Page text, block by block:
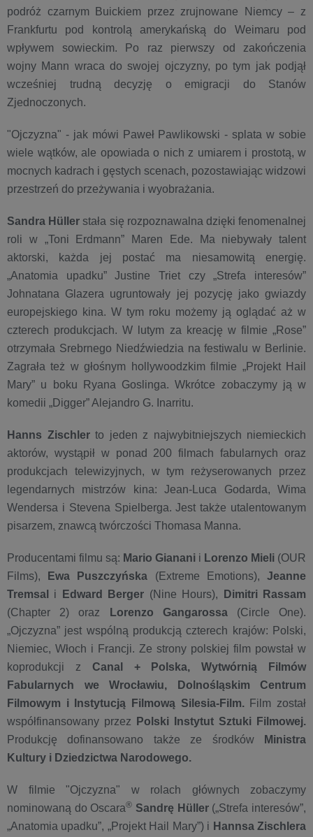
podróż czarnym Buickiem przez zrujnowane Niemcy – z
Frankfurtu pod kontrolą amerykańską do Weimaru pod
wpływem sowieckim. Po raz pierwszy od zakończenia
wojny Mann wraca do swojej ojczyzny, po tym jak podjął
wcześniej trudną decyzję o emigracji do Stanów
Zjednoczonych.
"Ojczyzna" - jak mówi Paweł Pawlikowski - splata w sobie
wiele wątków, ale opowiada o nich z umiarem i prostotą, w
mocnych kadrach i gęstych scenach, pozostawiając widzowi
przestrzeń do przeżywania i wyobrażania.
Sandra Hüller stała się rozpoznawalna dzięki fenomenalnej
roli w „Toni Erdmann” Maren Ede. Ma niebywały talent
aktorski, każda jej postać ma niesamowitą energię.
„Anatomia upadku” Justine Triet czy „Strefa interesów”
Johnatana Glazera ugruntowały jej pozycję jako gwiazdy
europejskiego kina. W tym roku możemy ją oglądać aż w
czterech produkcjach. W lutym za kreację w filmie „Rose”
otrzymała Srebrnego Niedźwiedzia na festiwalu w Berlinie.
Zagrała też w głośnym hollywoodzkim filmie „Projekt Hail
Mary” u boku Ryana Goslinga. Wkrótce zobaczymy ją w
komedii „Digger” Alejandro G. Inarritu. ​
Hanns Zischlerto jeden z najwybitniejszych niemieckich
aktorów, wystąpił w ponad 200 filmach fabularnych oraz
produkcjach telewizyjnych, w tym reżyserowanych przez
legendarnych mistrzów kina: Jean-Luca Godarda, Wima
Wendersa i Stevena Spielberga. Jest także utalentowanym
pisarzem, znawcą twórczości Thomasa Manna.
Producentami filmu są: Mario Gianani i Lorenzo Mieli (OUR
Films),
Ewa Puszczyńska (Extreme Emotions),Jeanne
Tremsal
i Edward Berger (Nine Hours),
Dimitri Rassam
(Chapter 2) oraz
Lorenzo Gangarossa (Circle One).
„Ojczyzna” jest wspólną produkcją czterech krajów: Polski,
Niemiec, Włoch i Francji. Ze strony polskiej film powstał w
koprodukcji z Canal + Polska, Wytwórnią Filmów
Fabularnych we Wrocławiu, Dolnośląskim Centrum
Filmowym i Instytucją Filmową Silesia-Film.Film został
współfinansowany przez
Polski Instytut Sztuki Filmowej.
Produkcję dofinansowano także ze środków
Ministra
Kultury i Dziedzictwa Narodowego.
W filmie "Ojczyzna" w rolach głównych zobaczymy
nominowaną do Oscara® Sandrę Hüller(„Strefa interesów”,
„Anatomia upadku”, „Projekt Hail Mary”) i Hannsa Zischlera